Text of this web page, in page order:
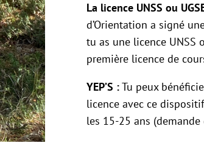
La licence UNSS ou
d’Orientation a signé
tu as une licence UNSS
première licence de
YEP’S :Tu peux
licence avec ce
les 15-25 ans